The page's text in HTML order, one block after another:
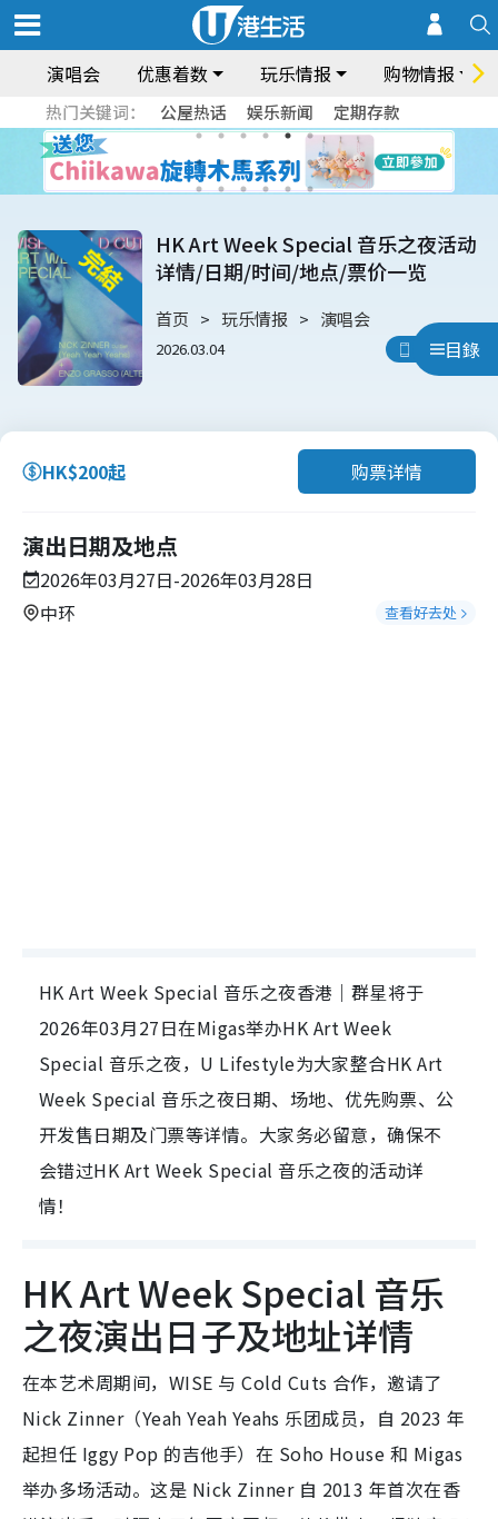
演唱会 优惠着数 玩乐情报 购物情报
热门关键词： 公屋热话 娱乐新闻 定期存款
目錄
HK Art Week Special 音乐之夜活动
详情/日期/时间/地点/票价一览
首页 玩乐情报 演唱会
2026.03.04 用App睇
HK$200起 购票详情
演出日期及地点
2026年03月27日-2026年03月28日
中环
查看好去处
HK Art Week Special 音乐之夜香港｜群星将于
2026年03月27日在Migas举办HK Art Week
Special 音乐之夜，U Lifestyle为大家整合HK Art
Week Special 音乐之夜日期、场地、优先购票、公
开发售日期及门票等详情。大家务必留意，确保不
会错过HK Art Week Special 音乐之夜的活动详
情！
HK Art Week Special 音乐
之夜演出日子及地址详情
在本艺术周期间，WISE 与 Cold Cuts 合作，邀请了
Nick Zinner（Yeah Yeah Yeahs 乐团成员，自 2023 年
起担任 Iggy Pop 的吉他手）在 Soho House 和 Migas
举办多场活动。这是 Nick Zinner 自 2013 年首次在香